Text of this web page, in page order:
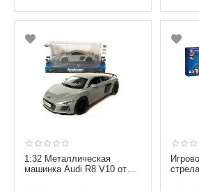
1:32 Металлическая
машинка Audi R8 V10 от